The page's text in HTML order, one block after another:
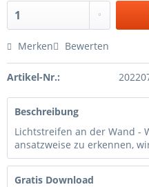
Merken Bewerten
Artikel-Nr.:
Beschreibung
Lichtstreifen an der Wand -
ansatzweise zu erkennen,
Gratis Download